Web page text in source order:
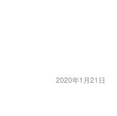
2020年1月21日